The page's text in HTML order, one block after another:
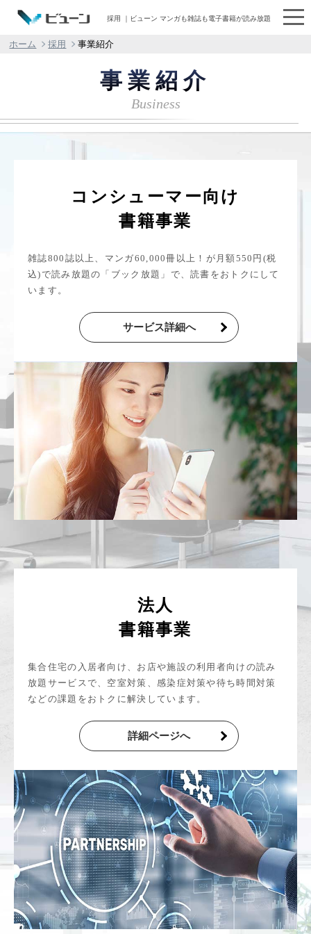
採用 ｜ビューン マンガも雑誌も電子書籍が読み放題
ホーム 採用 事業紹介
事業紹介
Business
コンシューマー向け
書籍事業
雑誌800誌以上、マンガ60,000冊以上！が月額550円(税
込)で読み放題の「ブック放題」で、読書をおトクにして
います。
サービス詳細へ
法人
書籍事業
集合住宅の入居者向け、お店や施設の利用者向けの読み
放題サービスで、空室対策、感染症対策や待ち時間対策
などの課題をおトクに解決しています。
詳細ページへ